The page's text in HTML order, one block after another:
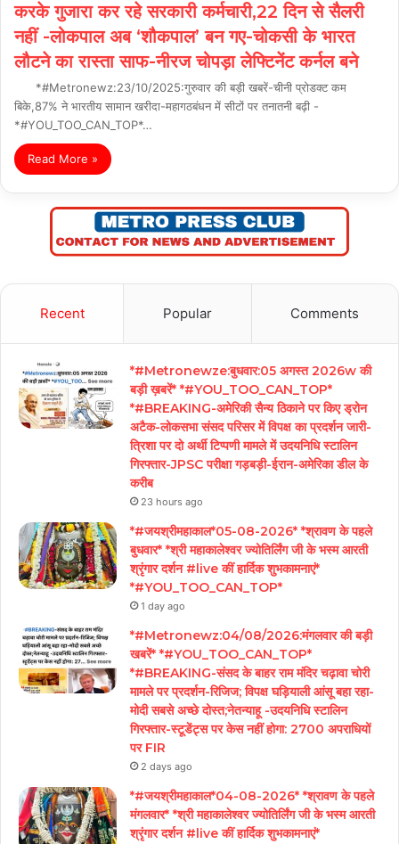
करके गुजारा कर रहे सरकारी कर्मचारी,22 दिन से सैलरी
नहीं -लोकपाल अब ‘शौकपाल’ बन गए-चोकसी के भारत
लौटने का रास्ता साफ-नीरज चोपड़ा लेफ्टिनेंट कर्नल बने
*#Metronewz:23/10/2025:गुरुवार की बड़ी खबरें-चीनी प्रोडक्ट कम
बिके,87% ने भारतीय सामान खरीदा-महागठबंधन में सीटों पर तनातनी बढ़ी -
*#YOU_TOO_CAN_TOP*…
Read More »
Recent Popular Comments
*#Metronewze:बुधवार:05 अगस्त 2026w की
बड़ी ख़बरें* *#YOU_TOO_CAN_TOP*
*#BREAKING-अमेरिकी सैन्य ठिकाने पर किए ड्रोन
अटैक-लोकसभा संसद परिसर में विपक्ष का प्रदर्शन जारी-
त्रिशा पर दो अर्थी टिप्पणी मामले में उदयनिधि स्टालिन
गिरफ्तार-JPSC परीक्षा गड़बड़ी-ईरान-अमेरिका डील के
करीब
23 hours ago
*#जयश्रीमहाकाल*05-08-2026* *श्रावण के पहले
बुधवार* *श्री महाकालेश्वर ज्योतिर्लिंग जी के भस्म आरती
श्रृंगार दर्शन #live कीं हार्दिक शुभकामनाएं*
*#YOU_TOO_CAN_TOP*
1 day ago
*#Metronewz:04/08/2026:मंगलवार की बड़ी
खबरें* *#YOU_TOO_CAN_TOP*
*#BREAKING-संसद के बाहर राम मंदिर चढ़ावा चोरी
मामले पर प्रदर्शन-रिजिज; विपक्ष घड़ियाली आंसू बहा रहा-
मोदी सबसे अच्छे दोस्त;नेतन्याहू -उदयनिधि स्टालिन
गिरफ्तार-स्टूडेंट्स पर केस नहीं होगा: 2700 अपराधियों
पर FIR
2 days ago
*#जयश्रीमहाकाल*04-08-2026* *श्रावण के पहले
मंगलवार* *श्री महाकालेश्वर ज्योतिर्लिंग जी के भस्म आरती
श्रृंगार दर्शन #live कीं हार्दिक शुभकामनाएं*